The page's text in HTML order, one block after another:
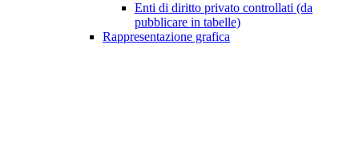
Enti di diritto privato controllati (da
pubblicare in tabelle)
Rappresentazione grafica